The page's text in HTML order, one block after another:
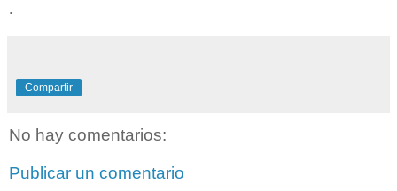
.
Compartir
No hay comentarios:
Publicar un comentario